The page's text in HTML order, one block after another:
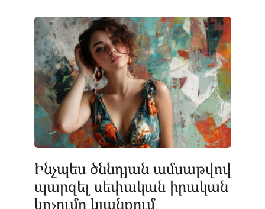
Ինչպես ծննդյան ամսաթվով
պարզել սեփական իրական
կոչումը կյանքում